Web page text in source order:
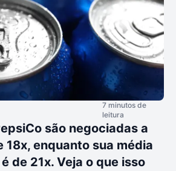
7 minutos de
leitura
são negociadas a
18x, enquanto sua média
de 21x. Veja o que isso